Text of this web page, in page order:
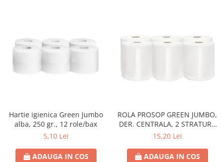
Hartie igienica Green Jumbo
alba, 250 gr., 12 role/bax
5,10 Lei
ADAUGA IN COS
ROLA PROSOP GREEN JUMBO,
DER. CENTRALA, 2 STRATURI,
100 M,
15,20 Lei
ADAUGA IN COS